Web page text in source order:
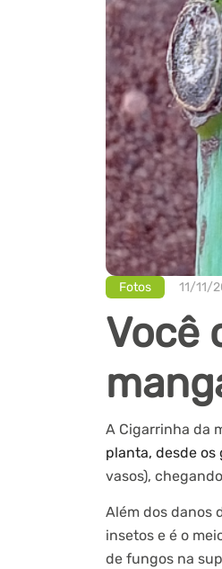
Fotos 11/11/
Você
A Cigarrinha da
planta, desde os
vasos),
Além dos danos
insetos e é o
de fungos na